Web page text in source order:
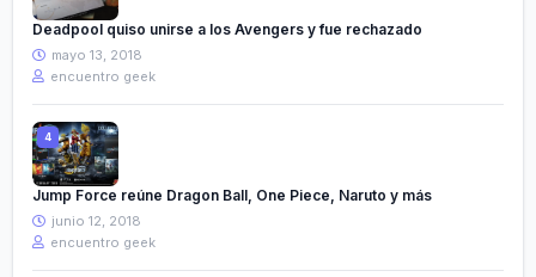
Deadpool quiso unirse a los Avengers y fue rechazado
mayo 13, 2018
encuentro geek
Jump Force reúne Dragon Ball, One Piece, Naruto y más
junio 12, 2018
encuentro geek